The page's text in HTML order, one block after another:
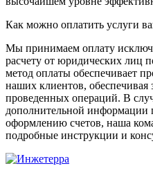
Как можно оплатить услуги
Мы принимаем оплату
расчету от юридических лиц
метод оплаты обеспечивает
наших клиентов, обеспечивая
проведенных операций. В
дополнительной информации
оформлению счетов, наша
подробные инструкции и